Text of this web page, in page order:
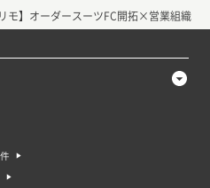
リモ】オーダースーツFC開拓×営業組織マ